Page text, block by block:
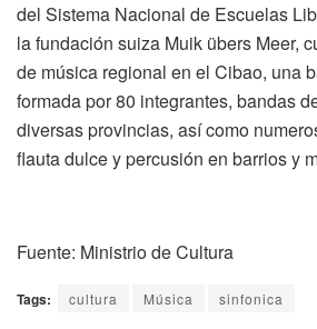
del Sistema Nacional de Escuelas
la fundación suiza Muik übers Meer,
de música regional en el Cibao, una
formada por 80 integrantes, bandas
diversas provincias, así como
flauta dulce y percusión en barrios y
Fuente: Ministrio de Cultura
Tags: cultura Música sinfonica